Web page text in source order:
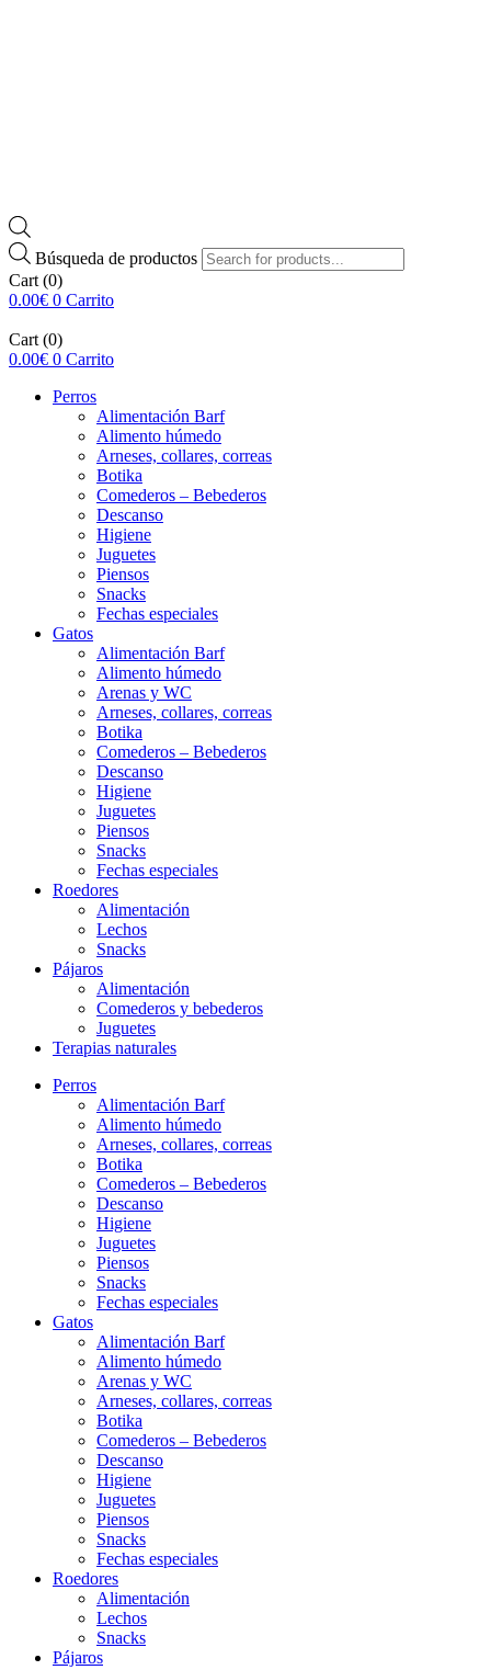
Búsqueda de productos
Cart (0)
0.00€ 0 Carrito
Cart (0)
0.00€ 0 Carrito
Perros
Alimentación Barf
Alimento húmedo
Arneses, collares, correas
Botika
Comederos – Bebederos
Descanso
Higiene
Juguetes
Piensos
Snacks
Fechas especiales
Gatos
Alimentación Barf
Alimento húmedo
Arenas y WC
Arneses, collares, correas
Botika
Comederos – Bebederos
Descanso
Higiene
Juguetes
Piensos
Snacks
Fechas especiales
Roedores
Alimentación
Lechos
Snacks
Pájaros
Alimentación
Comederos y bebederos
Juguetes
Terapias naturales
Perros
Alimentación Barf
Alimento húmedo
Arneses, collares, correas
Botika
Comederos – Bebederos
Descanso
Higiene
Juguetes
Piensos
Snacks
Fechas especiales
Gatos
Alimentación Barf
Alimento húmedo
Arenas y WC
Arneses, collares, correas
Botika
Comederos – Bebederos
Descanso
Higiene
Juguetes
Piensos
Snacks
Fechas especiales
Roedores
Alimentación
Lechos
Snacks
Pájaros